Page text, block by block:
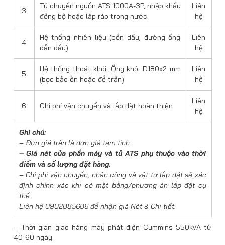
3
Tủ chuyển nguồn ATS 1000A-3P, nhập khẩu
đồng bộ hoặc lắp ráp trong nước.
Liên
hệ
4
Hệ thống nhiên liệu (bồn dầu, đường ống
dẫn dầu)
Liên
hệ
5
Hệ thống thoát khói: Ống khói D180x2 mm
(bọc bảo ôn hoặc để trần)
Liên
hệ
6 Chi phí vận chuyển và lắp đặt hoàn thiện
Liên
hệ
Ghi chú:
– Đơn giá trên là đơn giá tạm tính.
– Giá nét của phần máy và tủ ATS phụ thuộc vào thời
điểm và số lượng đặt hàng.
– Chi phí vận chuyển, nhân công và vật tư lắp đặt sẽ xác
định chính xác khi có mặt bằng/phương án lắp đặt cụ
thể.
Liên hệ 0902885686 để nhận giá Nét & Chi tiết.
– Thời gian giao hàng máy phát điện Cummins 550kVA từ
40-60 ngày.